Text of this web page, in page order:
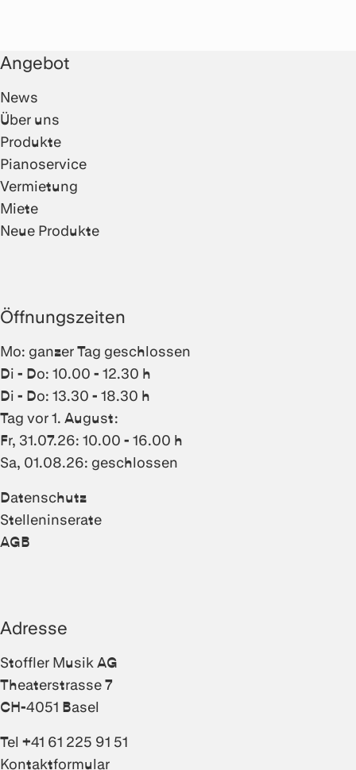
Angebot
News
Über uns
Produkte
Pianoservice
Vermietung
Miete
Neue Produkte
Öffnungszeiten
Mo: ganzer Tag geschlossen
Di - Do: 10.00 - 12.30 h
Di - Do: 13.30 - 18.30 h
Tag vor 1. August:
Fr, 31.07.26: 10.00 - 16.00 h
Sa, 01.08.26: geschlossen
Datenschutz
Stelleninserate
AGB
Adresse
Stoffler Musik AG
Theaterstrasse 7
CH-4051 Basel
Tel +41 61 225 91 51
Kontaktformular